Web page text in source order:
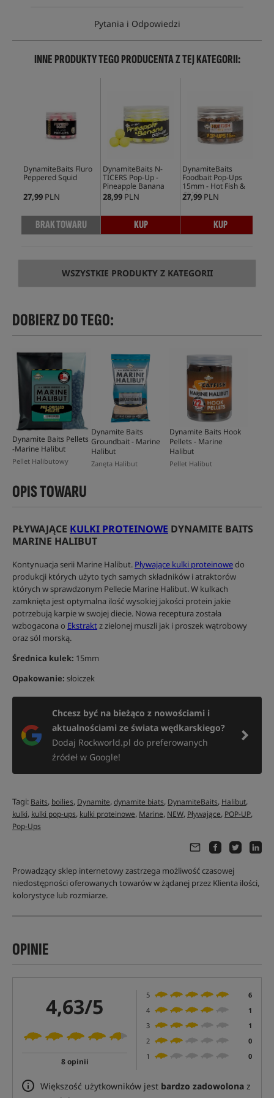
Pytania i Odpowiedzi
INNE PRODUKTY TEGO PRODUCENTA Z TEJ KATEGORII:
DynamiteBaits Fluro
Peppered Squid
27,99 PLN
BRAK TOWARU
DynamiteBaits N-
TICERS Pop-Up -
Pineapple Banana
28,99 PLN
KUP
DynamiteBaits
Foodbait Pop-Ups
15mm - Hot Fish &
GLM
27,99 PLN
KUP
WSZYSTKIE PRODUKTY Z KATEGORII
DOBIERZ DO TEGO:
Dynamite Baits Pellets
-Marine Halibut
Pellet Halibutowy
Dynamite Baits
Groundbait - Marine
Halibut
Zanęta Halibut
Dynamite Baits Hook
Pellets - Marine
Halibut
Pellet Halibut
OPIS TOWARU
PŁYWAJĄCE KULKI PROTEINOWE DYNAMITE BAITS
MARINE HALIBUT
Kontynuacja serii Marine Halibut. Pływające kulki proteinowedo
produkcji których użyto tych samych składników i atraktorów
których w sprawdzonym Pellecie Marine Halibut. W kulkach
zamknięta jest optymalna ilość wysokiej jakości protein jakie
potrzebują karpie w swojej diecie. Nowa receptura została
wzbogacona o Ekstraktz zielonej muszli jak i proszek wątrobowy
oraz sól morską.
Średnica kulek: 15mm
Opakowanie: słoiczek
Chcesz być na bieżąco z nowościami i
aktualnościami ze świata wędkarskiego?
Dodaj Rockworld.pl do preferowanych
źródeł w Google!
Tagi: Baits, boilies, Dynamite,dynamite biats, DynamiteBaits, Halibut,
kulki, kulki pop-ups, kulki proteinowe, Marine, NEW, Pływające, POP-UP,
Pop-Ups
Prowadzący sklep internetowy zastrzega możliwość czasowej
niedostępności oferowanych towarów w żądanej przez Klienta ilości,
kolorystyce lub rozmiarze.
OPINIE
4,63/5
8 opinii
5
6
4
1
3
1
2
0
1
0
Większość użytkowników jest bardzo zadowolona z